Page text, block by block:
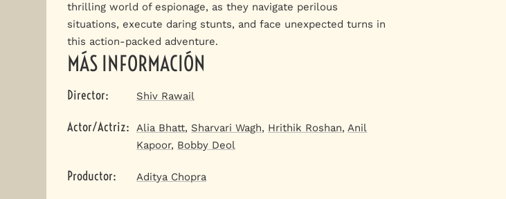
thrilling world of espionage, as they navigate perilous
situations, execute daring stunts, and face unexpected turns in
this action-packed adventure.
MÁS INFORMACIÓN
Director: Shiv Rawail
Actor/Actriz: Alia Bhatt, Sharvari Wagh, Hrithik Roshan,Anil
Kapoor, Bobby Deol
Productor: Aditya Chopra